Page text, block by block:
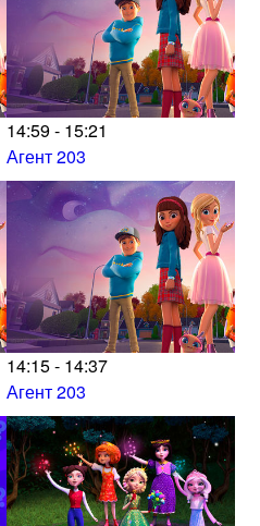
14:59 - 15:21
Агент 203
14:15 - 14:37
Агент 203